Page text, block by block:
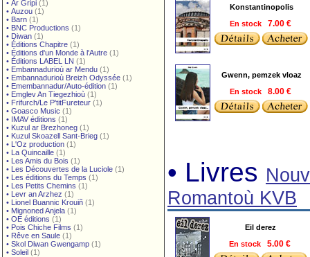
• Ar Gripi (1)
• Auzou (1)
• Barn (1)
• BNC Productions (1)
• Diwan (1)
• Éditions Chapitre (1)
• Éditions d'un Monde à l'Autre (1)
• Éditions LABEL LN (1)
• Embannadurioù ar Mendu (1)
• Embannadurioù Breizh Odyssée (1)
• Emembannadur/Auto-édition (1)
• Emglev An Tiegezhioù (1)
• Frifurch/Le P'titFureteur (1)
• Goasco Music (1)
• IMAV éditions (1)
• Kuzul ar Brezhoneg (1)
• Kuzul Skoazell Sant-Brieg (1)
• L'Oz production (1)
• La Quincaille (1)
• Les Amis du Bois (1)
• Les Découvertes de la Luciole (1)
• Les éditions du Temps (1)
• Les Petits Chemins (1)
• Levr an Arzhez (1)
• Lionel Buannic Krouiñ (1)
• Mignoned Anjela (1)
• OE éditions (1)
• Pois Chiche Films (1)
• Rêve en Saule (1)
• Skol Diwan Gwengamp (1)
• Soleil (1)
Konstantinopolis
En stock
7.00 €
Gwenn, pemzek vloaz
En stock
8.00 €
• Livres
Romantoù KVB
Eil derez
En stock
5.00 €